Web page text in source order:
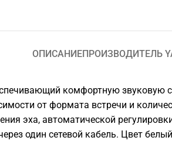
ОПИСАНИЕПРОИЗВОДИТЕЛЬ
комфортную звуковую
от формата встречи и
эха, автоматической
один сетевой кабель. Цвет